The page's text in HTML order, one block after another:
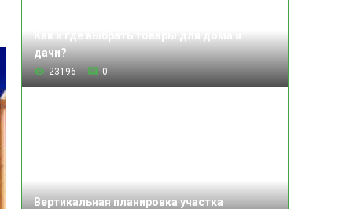
дачи?
23196 0
Вертикальная планировка участка